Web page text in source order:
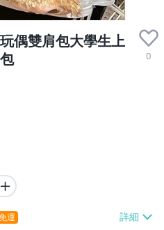
偶雙肩包大學生上
0
運